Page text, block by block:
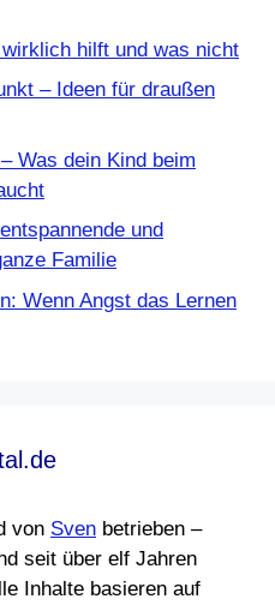
hilft und was nicht
– Ideen für draußen
Was dein Kind beim
und
Familie
Wenn Angst das Lernen
von Sven betrieben –
seit über elf Jahren
Inhalte basieren auf